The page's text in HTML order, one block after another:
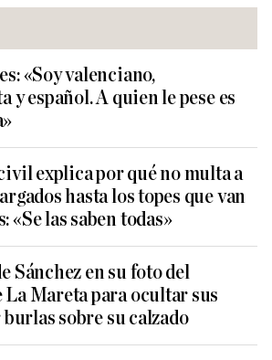
«Soy valenciano,
y español. A quien le pese es
explica por qué no multa a
hasta los topes que van
«Se las saben todas»
Sánchez en su foto del
La Mareta para ocultar sus
sobre su calzado